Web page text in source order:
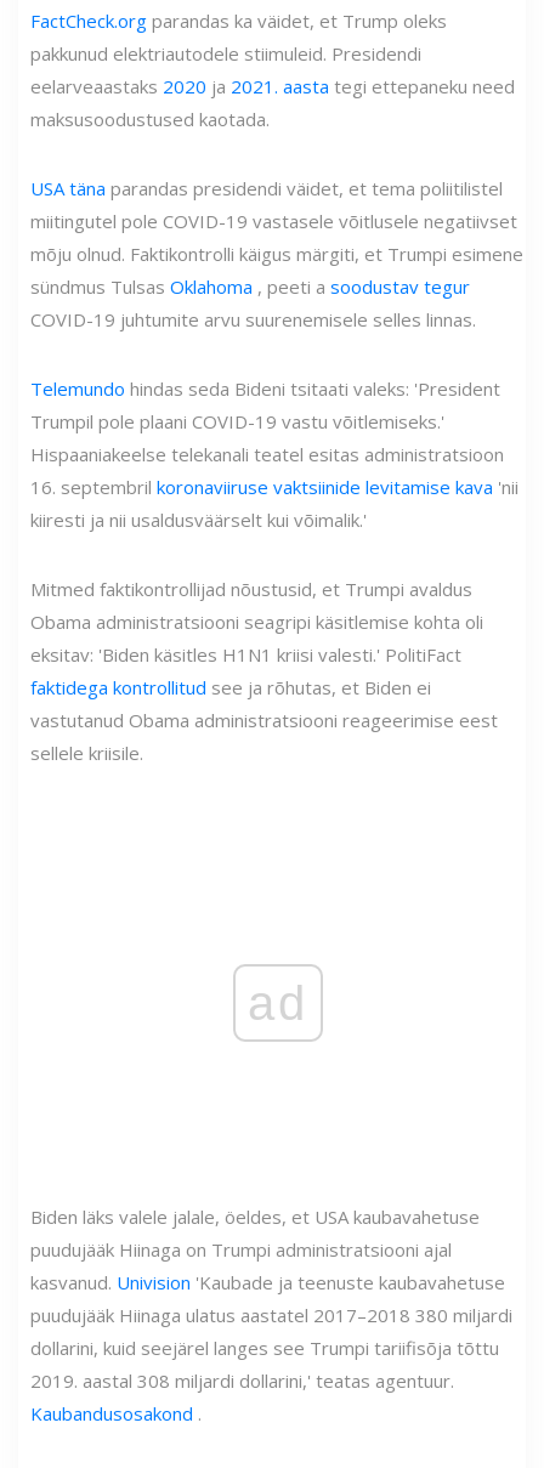
FactCheck.org parandas ka väidet, et Trump oleks
pakkunud elektriautodele stiimuleid. Presidendi
eelarveaastaks 2020 ja 2021. aasta tegi ettepaneku need
maksusoodustused kaotada.
USA täna parandas presidendi väidet, et tema poliitilistel
miitingutel pole COVID-19 vastasele võitlusele negatiivset
mõju olnud. Faktikontrolli käigus märgiti, et Trumpi esimene
sündmus Tulsas Oklahoma , peeti a soodustav tegur
COVID-19 juhtumite arvu suurenemisele selles linnas.
Telemundo hindas seda Bideni tsitaati valeks: 'President
Trumpil pole plaani COVID-19 vastu võitlemiseks.'
Hispaaniakeelse telekanali teatel esitas administratsioon
16. septembril koronaviiruse vaktsiinide levitamise kava 'nii
kiiresti ja nii usaldusväärselt kui võimalik.'
Mitmed faktikontrollijad nõustusid, et Trumpi avaldus
Obama administratsiooni seagripi käsitlemise kohta oli
eksitav: 'Biden käsitles H1N1 kriisi valesti.' PolitiFact
faktidega kontrollitud see ja rõhutas, et Biden ei
vastutanud Obama administratsiooni reageerimise eest
sellele kriisile.
ad
Biden läks valele jalale, öeldes, et USA kaubavahetuse
puudujääk Hiinaga on Trumpi administratsiooni ajal
kasvanud. Univision 'Kaubade ja teenuste kaubavahetuse
puudujääk Hiinaga ulatus aastatel 2017–2018 380 miljardi
dollarini, kuid seejärel langes see Trumpi tariifisõja tõttu
2019. aastal 308 miljardi dollarini,' teatas agentuur.
Kaubandusosakond .